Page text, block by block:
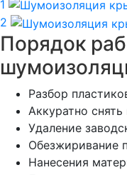
1
2
Порядок
Разбор
Аккуратно
Удаление
Обезжиривание
Нанесения